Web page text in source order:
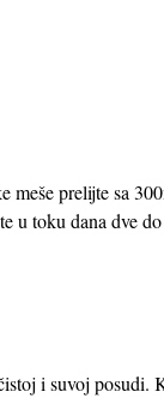
meše prelijte sa
u toku dana dve
i suvoj